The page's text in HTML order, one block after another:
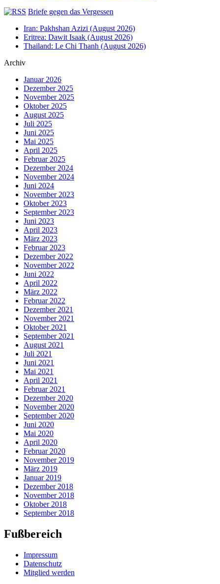
Briefe gegen das Vergessen
Iran: Pakhshan Azizi (August 2026)
Eritrea: Dawit Isaak (August 2026)
Thailand: Le Chi Thanh (August 2026)
Archiv
Januar 2026
Dezember 2025
November 2025
Oktober 2025
August 2025
Juli 2025
Juni 2025
Mai 2025
April 2025
Februar 2025
Dezember 2024
November 2024
Juni 2024
November 2023
Oktober 2023
September 2023
Juni 2023
April 2023
März 2023
Februar 2023
Dezember 2022
November 2022
Juni 2022
April 2022
März 2022
Februar 2022
Dezember 2021
November 2021
Oktober 2021
September 2021
August 2021
Juli 2021
Juni 2021
Mai 2021
April 2021
Februar 2021
Dezember 2020
November 2020
September 2020
Juni 2020
Mai 2020
April 2020
Februar 2020
November 2019
März 2019
Januar 2019
Dezember 2018
November 2018
Oktober 2018
September 2018
Fußbereich
Impressum
Datenschutz
Mitglied werden